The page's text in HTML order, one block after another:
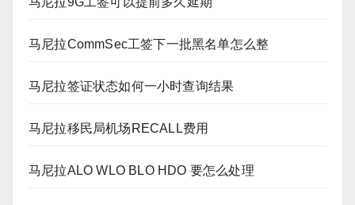
马尼拉CommSec工签下一批黑名单怎么整
马尼拉签证状态如何一小时查询结果
马尼拉移民局机场RECALL费用
马尼拉ALO WLO BLO HDO 要怎么处理